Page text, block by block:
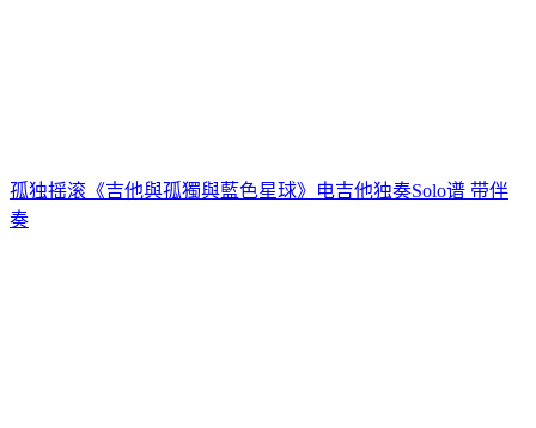
孤独摇滚《吉他與孤獨與藍色星球》电吉他独奏Solo谱 带伴
奏